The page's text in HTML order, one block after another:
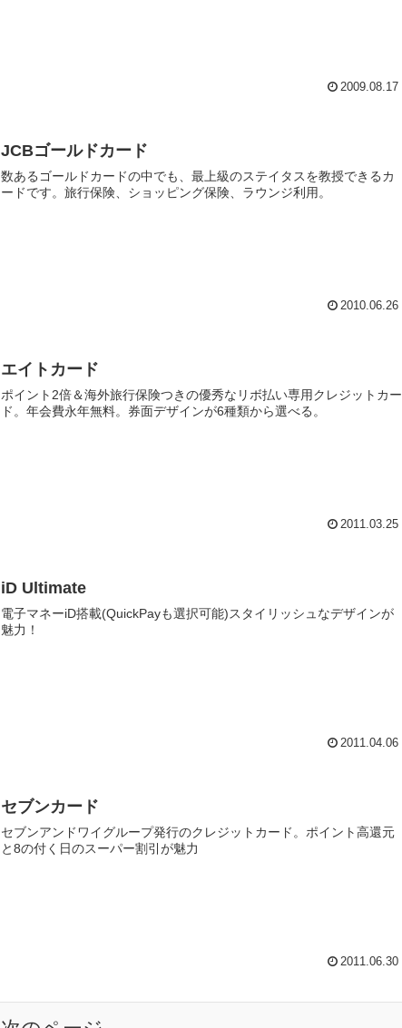
2009.08.17
JCBゴールドカード
数あるゴールドカードの中でも、最上級のステイタスを教授できるカ
ードです。旅行保険、ショッピング保険、ラウンジ利用。
2010.06.26
エイトカード
ポイント2倍＆海外旅行保険つきの優秀なリボ払い専用クレジットカー
ド。年会費永年無料。券面デザインが6種類から選べる。
2011.03.25
iD Ultimate
電子マネーiD搭載(QuickPayも選択可能)スタイリッシュなデザインが
魅力！
2011.04.06
セブンカード
セブンアンドワイグループ発行のクレジットカード。ポイント高還元
と8の付く日のスーパー割引が魅力
2011.06.30